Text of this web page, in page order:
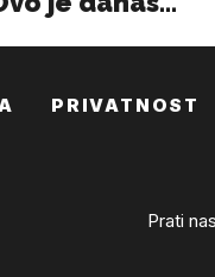
PRIVATNOST
Prati